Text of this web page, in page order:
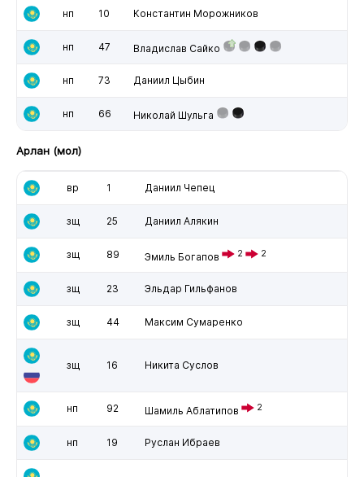
нп 10 Константин Морожников
нп 47 Владислав Сайко
нп 73 Даниил Цыбин
нп 66 Николай Шульга
Арлан (мол)
вр 1 Даниил Чепец
зщ 25 Даниил Алякин
зщ 89 Эмиль Богапов 2 2
зщ 23 Эльдар Гильфанов
зщ 44 Максим Сумаренко
зщ 16 Никита Суслов
нп 92 Шамиль Аблатипов 2
нп 19 Руслан Ибраев